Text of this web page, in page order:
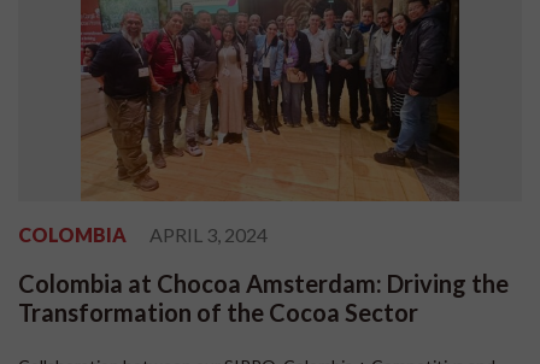
COLOMBIA APRIL 3, 2024
Colombia at Chocoa Amsterdam: Driving the
Transformation of the Cocoa Sector